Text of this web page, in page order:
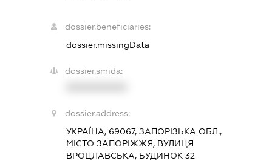
dossier.beneficiaries:
dossier.missingData
dossier.smida:
dossier.address:
УКРАЇНА, 69067, ЗАПОРІЗЬКА ОБЛ.,
МІСТО ЗАПОРІЖЖЯ, ВУЛИЦЯ
ВРОЦЛАВСЬКА, БУДИНОК 32